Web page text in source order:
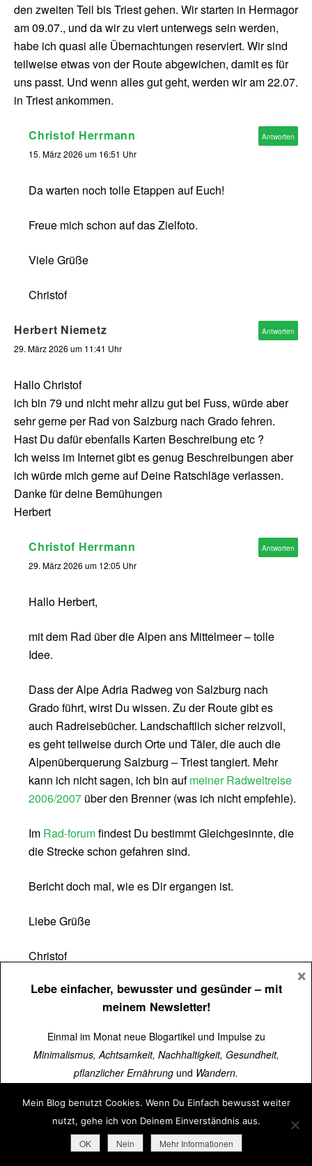
den zweiten Teil bis Triest gehen. Wir starten in Hermagor
am 09.07., und da wir zu viert unterwegs sein werden,
habe ich quasi alle Übernachtungen reserviert. Wir sind
teilweise etwas von der Route abgewichen, damit es für
uns passt. Und wenn alles gut geht, werden wir am 22.07.
in Triest ankommen.
Christof Herrmann
15. März 2026 um 16:51 Uhr
Da warten noch tolle Etappen auf Euch!
Freue mich schon auf das Zielfoto.
Viele Grüße
Christof
Antworten
Herbert Niemetz
29. März 2026 um 11:41 Uhr
Hallo Christof
ich bin 79 und nicht mehr allzu gut bei Fuss, würde aber
sehr gerne per Rad von Salzburg nach Grado fehren.
Hast Du dafür ebenfalls Karten Beschreibung etc ?
Ich weiss im Internet gibt es genug Beschreibungen aber
ich würde mich gerne auf Deine Ratschläge verlassen.
Danke für deine Bemühungen
Herbert
Antworten
Christof Herrmann
29. März 2026 um 12:05 Uhr
Hallo Herbert,
mit dem Rad über die Alpen ans Mittelmeer – tolle
Idee.
Dass der Alpe Adria Radweg von Salzburg nach
Grado führt, wirst Du wissen. Zu der Route gibt es
auch Radreisebücher. Landschaftlich sicher reizvoll,
es geht teilweise durch Orte und Täler, die auch die
Alpenüberquerung Salzburg – Triest tangiert. Mehr
kann ich nicht sagen, ich bin aufmeiner Radweltreise
2006/2007 über den Brenner (was ich nicht empfehle).
Im Rad-forumfindest Du bestimmt Gleichgesinnte, die
die Strecke schon gefahren sind.
Bericht doch mal, wie es Dir ergangen ist.
Liebe Grüße
Christof
Antworten
Harald Robok
29. März 2026 um 17:12 Uhr
Ich habe die Tour in 2,5 Etappen gemacht. 2022 von
Salzburg bis Hermagor (im September). Dann 2023 der
Tripp über die Julischen Alpen bis nach Italien (August).
Und dann in 2024 nochmal 4 Tage Genußwandern im
italienischen Alpenvorland und an der Küste entlang bis
Triest, bereits Ende April. Kann ich nur jedem empfehlen.
Buch & die Routen in der App waren nützlich; gerade die
Antworten
Mein Blog benutzt Cookies. Wenn Du Einfach bewusst weiter
nutzt, gehe ich von Deinem Einverständnis aus.
OK Nein Mehr Informationen
Lebe einfacher, bewusster und gesünder– mit
meinem Newsletter!
Einmal im Monat neue Blogartikel und Impulse zu
Minimalismus, Achtsamkeit, Nachhaltigkeit, Gesundheit,
pflanzlicher Ernährung und Wandern.
Über15.000 Menschen lesen schon mit.
➜Jetzt kostenlos abonnieren
×